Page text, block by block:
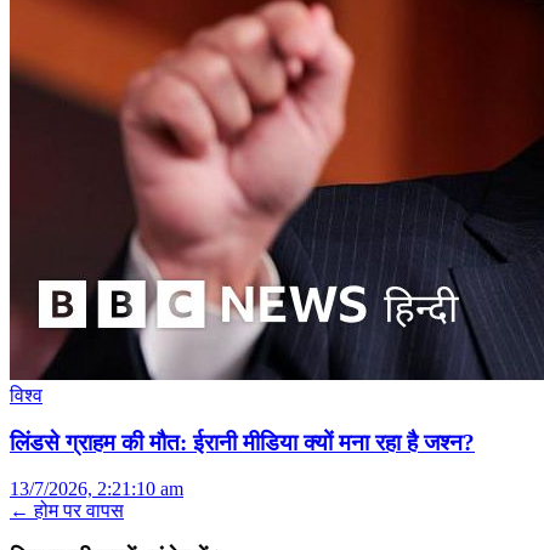
विश्व
लिंडसे ग्राहम की मौत: ईरानी मीडिया क्यों मना रहा है जश्न?
13/7/2026, 2:21:10 am
← होम पर वापस